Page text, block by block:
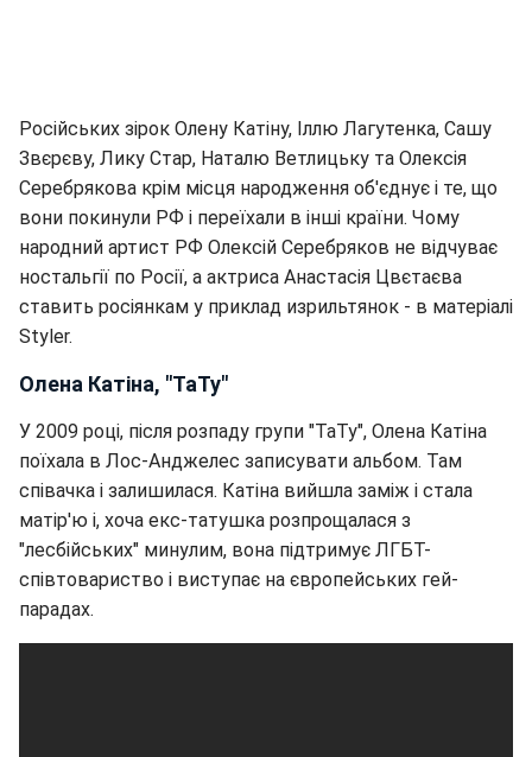
Російських зірок Олену Катіну, Іллю Лагутенка, Сашу
Звєрєву, Лику Стар, Наталю Ветлицьку та Олексія
Серебрякова крім місця народження об'єднує і те, що
вони покинули РФ і переїхали в інші країни. Чому
народний артист РФ Олексій Серебряков не відчуває
ностальгії по Росії, а актриса Анастасія Цвєтаєва
ставить росіянкам у приклад изрильтянок - в матеріалі
Styler.
Олена Катіна, "ТаТу"
У 2009 році, після розпаду групи "ТаТу", Олена Катіна
поїхала в Лос-Анджелес записувати альбом. Там
співачка і залишилася. Катіна вийшла заміж і стала
матір'ю і, хоча екс-татушка розпрощалася з
"лесбійських" минулим, вона підтримує ЛГБТ-
співтовариство і виступає на європейських гей-
парадах.